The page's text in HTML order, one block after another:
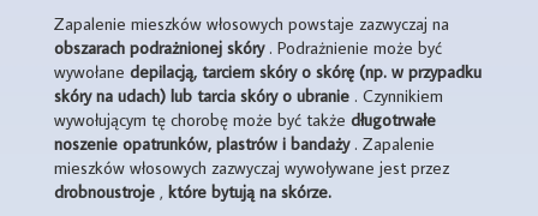
Zapalenie mieszków włosowych powstaje zazwyczaj na
obszarach podrażnionej skóry. Podrażnienie może być
wywołane depilacją, tarciem skóry o skórę (np. w przypadku
skóry na udach) lub tarcia skóry o ubranie . Czynnikiem
wywołującym tę chorobę może być także długotrwałe
noszenie opatrunków, plastrów i bandaży. Zapalenie
mieszków włosowych zazwyczaj wywoływane jest przez
drobnoustroje , które bytują na skórze.